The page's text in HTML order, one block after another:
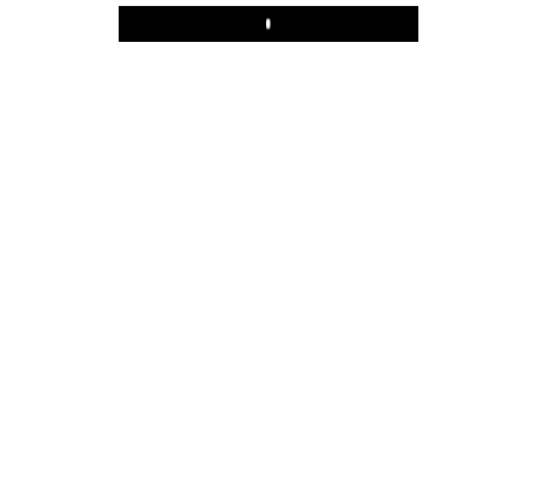
Play